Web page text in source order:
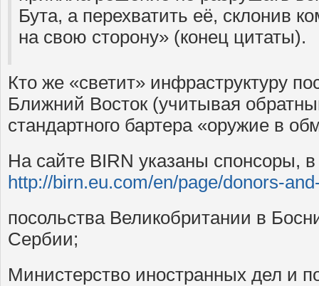
Бута, а перехватить её, склонив
на свою сторону» (конец цитаты).
Кто же «светит» инфраструктуру
Ближний Восток (учитывая
стандартного бартера «оружие в
На сайте BIRN указаны спонсоры,
http://birn.eu.com/en/page/donors-
посольства Великобритании в
Сербии;
Министерство иностранных дел и